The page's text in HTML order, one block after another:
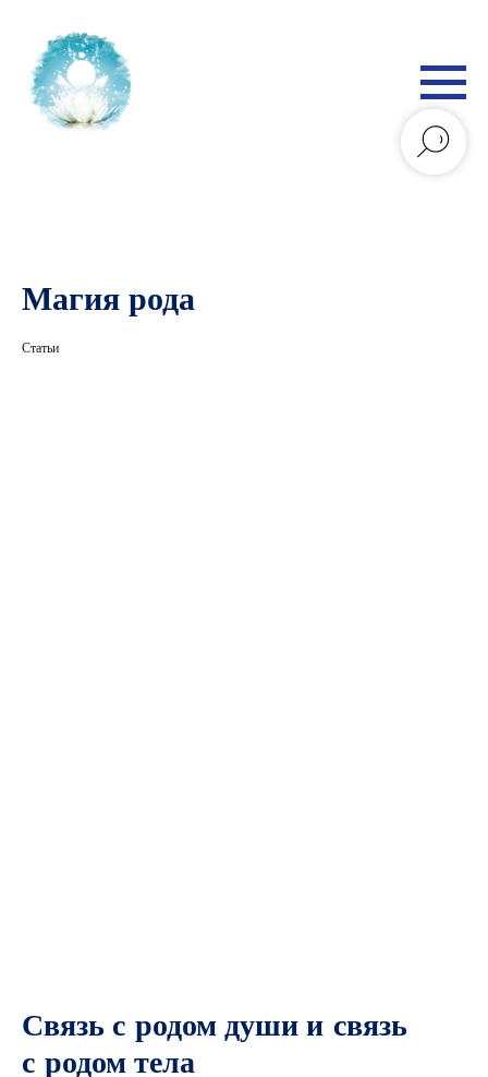
Магия рода
Статьи
Связь с родом души и связь
с родом тела